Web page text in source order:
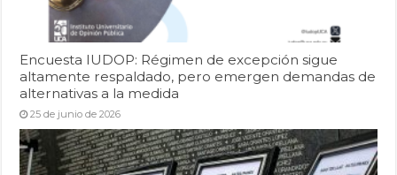
Encuesta IUDOP: Régimen de excepción sigue
altamente respaldado, pero emergen demandas de
alternativas a la medida
25 de junio de 2026